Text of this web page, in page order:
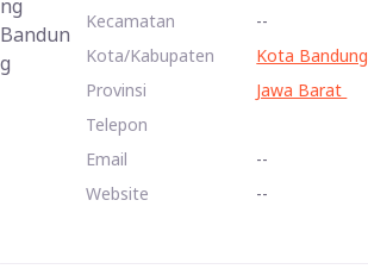
Kecamatan
--
Kota/Kabupaten
Kota Bandung
Provinsi
Jawa Barat
Telepon
Email
--
Website
--